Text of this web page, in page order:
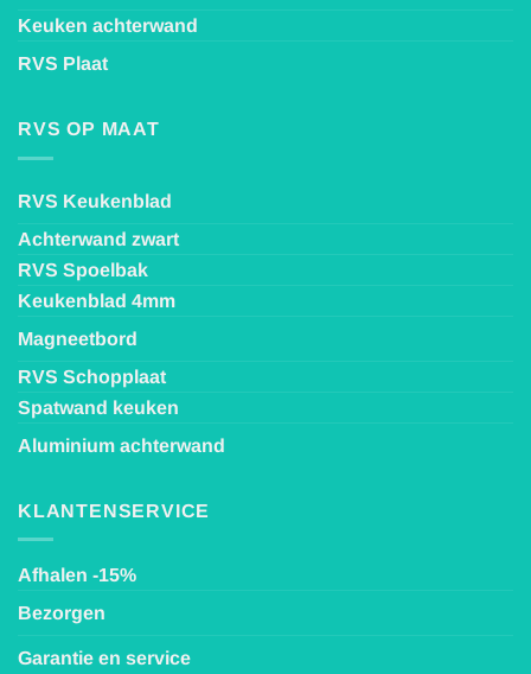
Keuken achterwand
RVS Plaat
RVS OP MAAT
RVS Keukenblad
Achterwand zwart
RVS Spoelbak
Keukenblad 4mm
Magneetbord
RVS Schopplaat
Spatwand keuken
Aluminium achterwand
KLANTENSERVICE
Afhalen -15%
Bezorgen
Garantie en service